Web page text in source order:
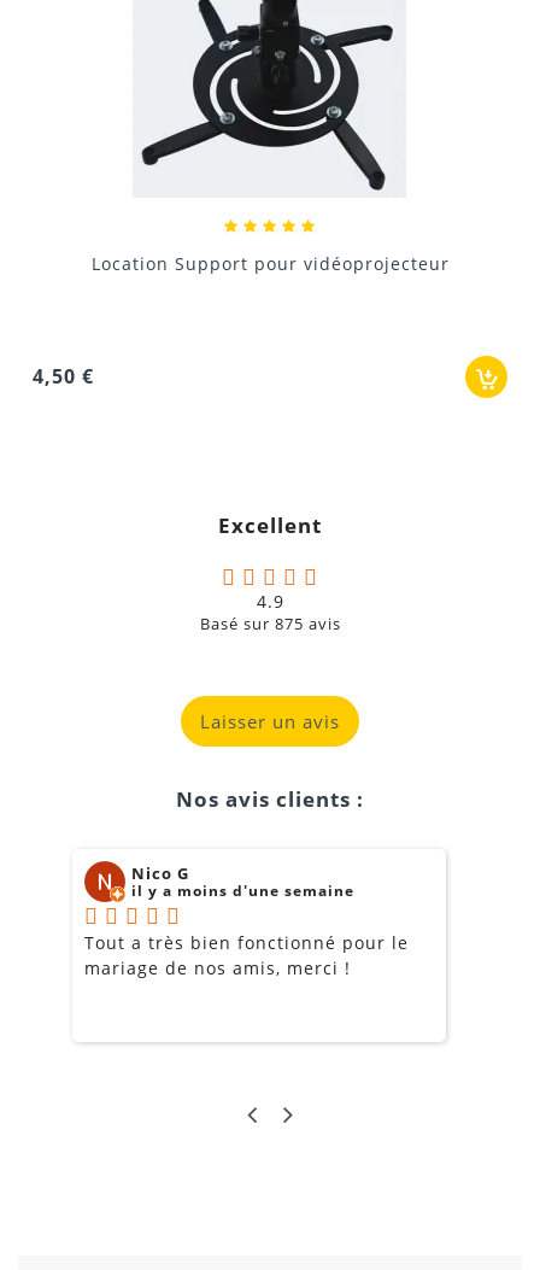
Location Support pour vidéoprojecteur
4,50 €
Excellent
4.9
Basé sur 875 avis
Laisser un avis
Nos avis clients :
Nico G
il y a moins d'une semaine
Tout a très bien fonctionné pour le
mariage de nos amis, merci !